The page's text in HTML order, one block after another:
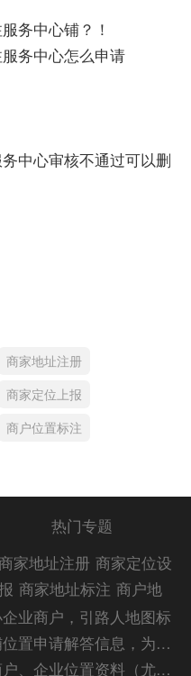
务中心铺？！
务中心怎么申请
中心审核不通过可以删
商家地址注册
商家定位上报
商户位置标注
热门专题
家地址注册 商家定位设
商家地址标注 商户地
位置 商家位置服务 商
添加店名 商家位置注
位置 商家添加微信定
业商户，引路人地图标
置申请解答信息，为您
声明：我们只是代客户提交商户、企业位置资料（尤其是不会操作觉得繁琐的客户），不是地图标注平台方。所提供服务为商业有偿帮助咨询人工服务费，全程都是人工提交资料，自身并不能对第三方网站的原始内容进行编辑，请知悉。Copyright 2014-2023 zlrmaps.com